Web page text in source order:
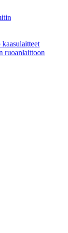
ruoanlaittoon